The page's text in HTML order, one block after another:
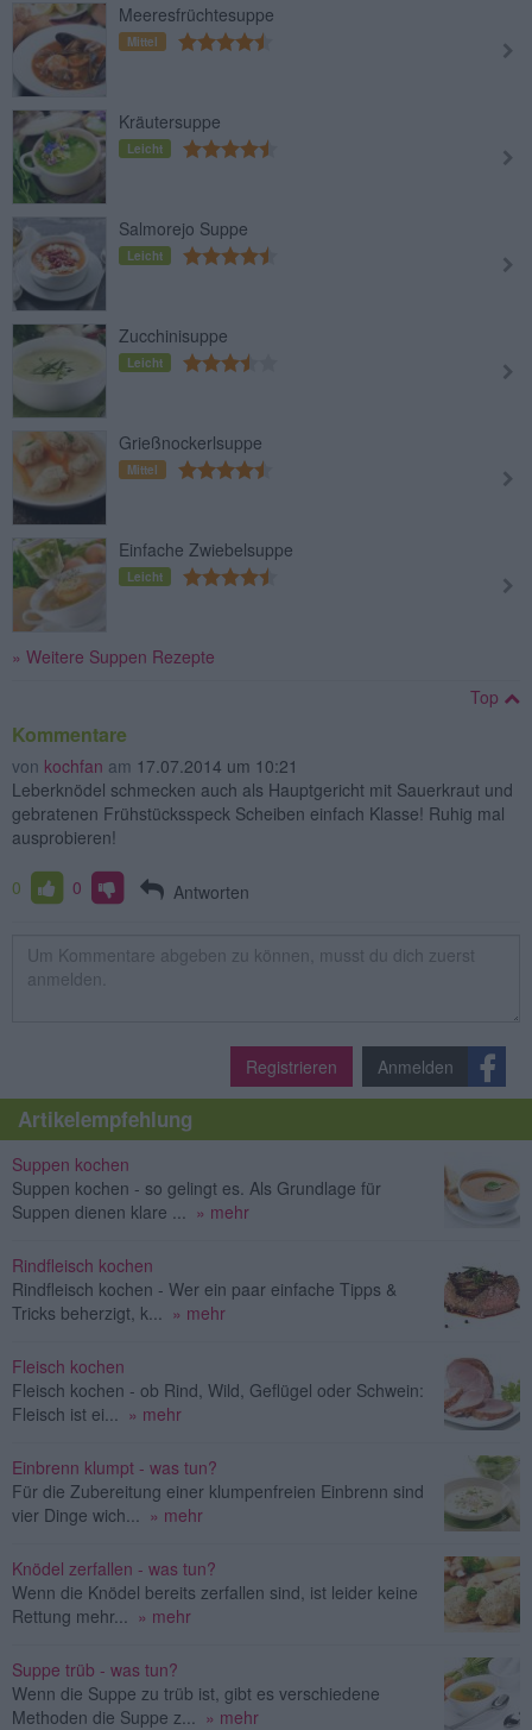
Meeresfrüchtesuppe
Mittel
Kräutersuppe
Leicht
Salmorejo Suppe
Leicht
Zucchinisuppe
Leicht
Grießnockerlsuppe
Mittel
Einfache Zwiebelsuppe
Leicht
» Weitere Suppen Rezepte
Top
Kommentare
von kochfan am 17.07.2014 um 10:21
Leberknödel schmecken auch als Hauptgericht mit Sauerkraut und
gebratenen Frühstücksspeck Scheiben einfach Klasse! Ruhig mal
ausprobieren!
0 0 Antworten
Registrieren Anmelden
Artikelempfehlung
Suppen kochen
Suppen kochen - so gelingt es. Als Grundlage für
Suppen dienen klare ...
» mehr
Rindfleisch kochen
Rindfleisch kochen - Wer ein paar einfache Tipps &
Tricks beherzigt, k...
» mehr
Fleisch kochen
Fleisch kochen - ob Rind, Wild, Geflügel oder Schwein:
Fleisch ist ei...
» mehr
Einbrenn klumpt - was tun?
Für die Zubereitung einer klumpenfreien Einbrenn sind
vier Dinge wich...
» mehr
Knödel zerfallen - was tun?
Wenn die Knödel bereits zerfallen sind, ist leider keine
Rettung mehr...
» mehr
Suppe trüb - was tun?
Wenn die Suppe zu trüb ist, gibt es verschiedene
Methoden die Suppe z...
» mehr